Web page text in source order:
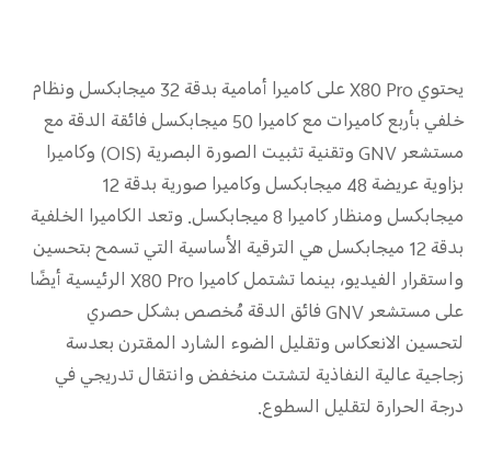
يحتوي X80 Pro على كاميرا أمامية بدقة 32 ميجابكسل ونظام
خلفي بأربع كاميرات مع كاميرا 50 ميجابكسل فائقة الدقة مع
مستشعر GNV وتقنية تثبيت الصورة البصرية (OIS) وكاميرا
بزاوية عريضة 48 ميجابكسل وكاميرا صورية بدقة 12
ميجابكسل ومنظار كاميرا 8 ميجابكسل. وتعد الكاميرا الخلفية
بدقة 12 ميجابكسل هي الترقية الأساسية التي تسمح بتحسين
واستقرار الفيديو، بينما تشتمل كاميرا X80 Pro الرئيسية أيضًا
على مستشعر GNV فائق الدقة مُخصص بشكل حصري
لتحسين الانعكاس وتقليل الضوء الشارد المقترن بعدسة
زجاجية عالية النفاذية لتشتت منخفض وانتقال تدريجي في
درجة الحرارة لتقليل السطوع.